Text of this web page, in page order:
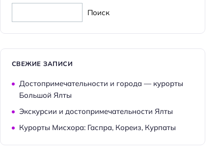
Поиск
СВЕЖИЕ ЗАПИСИ
Достопримечательности и города — курорты
Большой Ялты
Экскурсии и достопримечательности Ялты
Курорты Мисхора: Гаспра, Кореиз, Курпаты